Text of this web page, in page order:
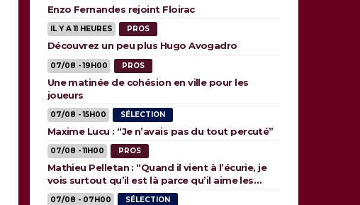
Enzo Fernandes rejoint Floirac
IL Y A 11 HEURES PROS
Découvrez un peu plus Hugo Avogadro
07/08 - 19H00 PROS
Une matinée de cohésion en ville pour les
joueurs
07/08 - 15H00 SÉLECTION
Maxime Lucu : “Je n’avais pas du tout percuté”
07/08 - 11H00 PROS
Mathieu Pelletan : “Quand il vient à l’écurie, je
vois surtout qu’il est là parce qu’il aime les
animaux”
07/08 - 07H00 SÉLECTION